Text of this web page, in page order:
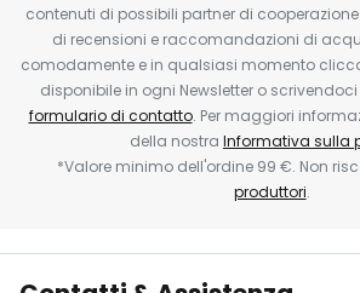
contenuti di possibili partner di
di recensioni e raccomandazioni di
comodamente e in qualsiasi momento
disponibile in ogni Newsletter o
formulario di contatto. Per maggiori
della nostra Informativa sulla
*Valore minimo dell'ordine 99 €. Non
produttori.